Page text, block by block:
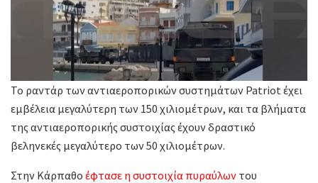
To ραντάρ των αντιαεροπορικών συστημάτων Patriot έχει
εμβέλεια μεγαλύτερη των 150 χιλιομέτρων, και τα βλήματα
της αντιαεροπορικής συστοιχίας έχουν δραστικό
βεληνεκές μεγαλύτερο των 50 χιλιομέτρων.
Στην Κάρπαθο έφτασε η συστοιχία πυραύλων του